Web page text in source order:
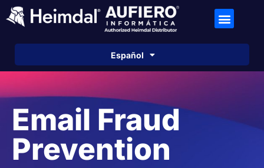
Español
Português
Email Fraud
Prevention